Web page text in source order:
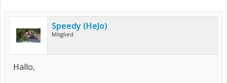
Speedy (HeJo)
Mitglied
Hallo,